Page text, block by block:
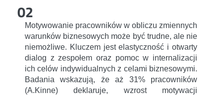
02
Motywowanie pracowników w obliczu zmiennych
warunków biznesowych może być trudne, ale nie
niemożliwe. Kluczem jest elastyczność i otwarty
dialog z zespołem oraz pomoc w internalizacji
ich celów indywidualnych z celami biznesowymi.
Badania wskazują, że aż 31% pracowników
(A.Kinne) deklaruje, wzrost motywacji